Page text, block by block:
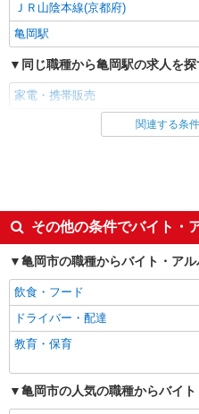
ＪＲ山陰本線(京都府)
亀岡駅
同じ職種から亀岡駅の求人を探
家電・携帯販売
同じ雇用形態から亀岡駅の求人
即日勤務OK
Web面接OK
英語が活かせる
高収入・高額
昇給あり
週払い
駅直結・駅チカ
バイク通勤OK
関連する条
その他の条件でバイト・
亀岡市の職種からバイト・ア
飲食・フード
ドライバー・配達
教育・保育
亀岡市の人気の職種からバイ